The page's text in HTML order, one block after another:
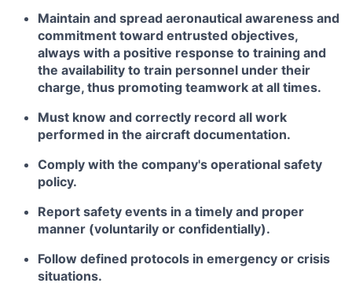
Maintain and spread aeronautical awareness and
commitment toward entrusted objectives,
always with a positive response to training and
the availability to train personnel under their
charge, thus promoting teamwork at all times.
Must know and correctly record all work
performed in the aircraft documentation.
Comply with the company's operational safety
policy.
Report safety events in a timely and proper
manner (voluntarily or confidentially).
Follow defined protocols in emergency or crisis
situations.